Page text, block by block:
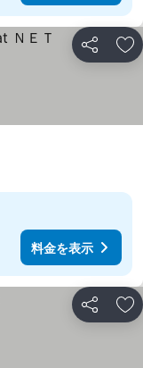
シェア お
料金を表示
シェア お